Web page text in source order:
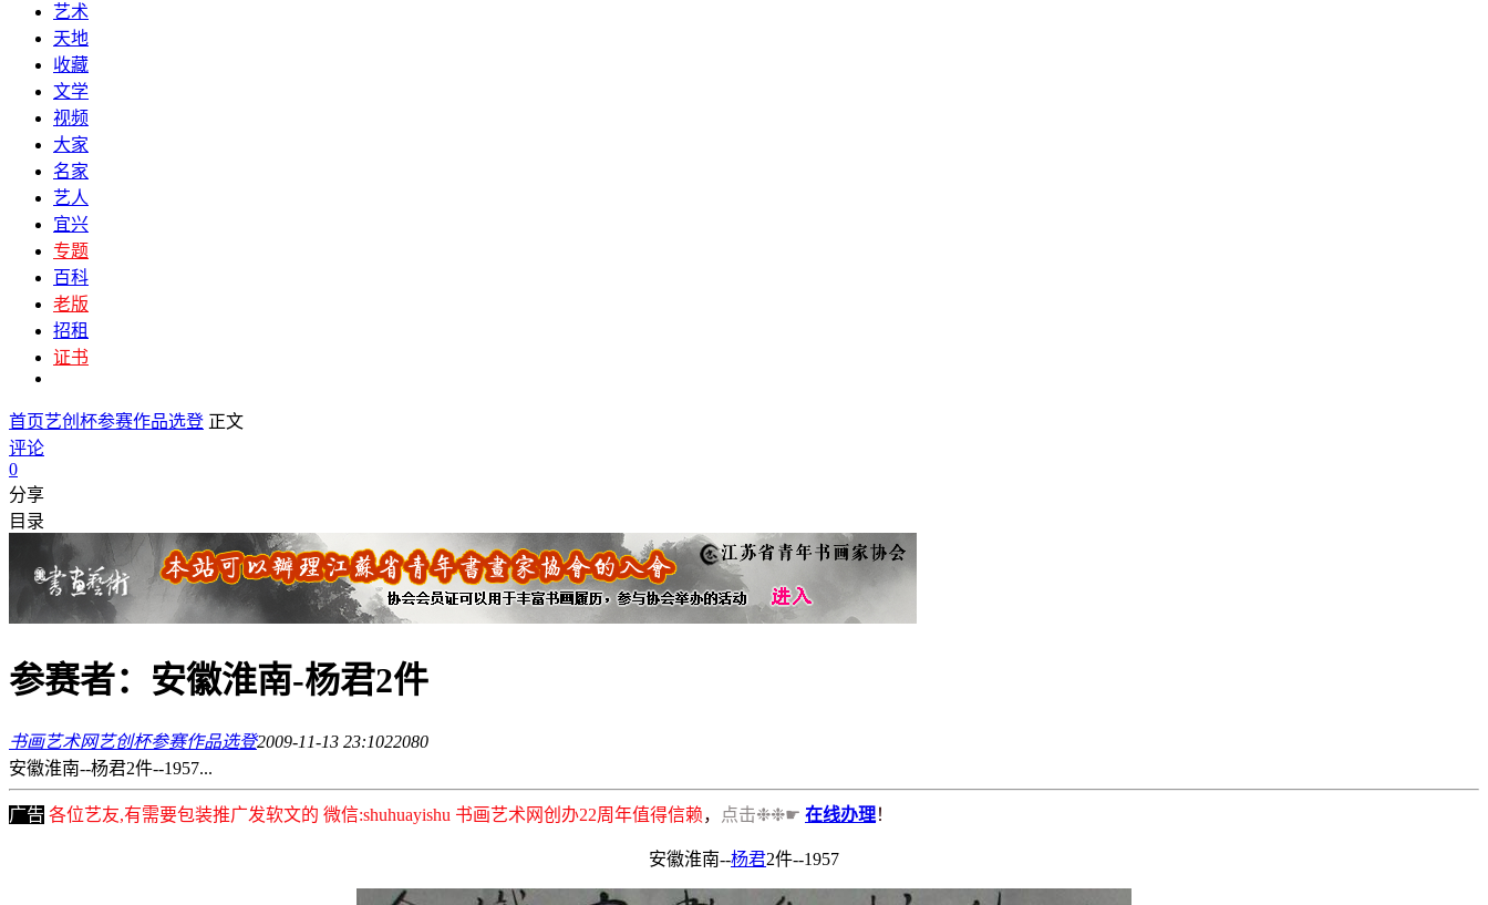
艺术
天地
收藏
文学
视频
大家
名家
艺人
宜兴
专题
百科
老版
招租
证书
首页艺创杯参赛作品选登 正文
评论
0
分享
目录
参赛者：安徽淮南-杨君2件
书画艺术网艺创杯参赛作品选登2009-11-13 23:1022080
安徽淮南--杨君2件--1957...
广告 各位艺友,有需要包装推广发软文的 微信:shuhuayishu 书画艺术网创办22周年值得信赖， 点击❉❉☛ 在线办理！
安徽淮南--杨君2件--1957